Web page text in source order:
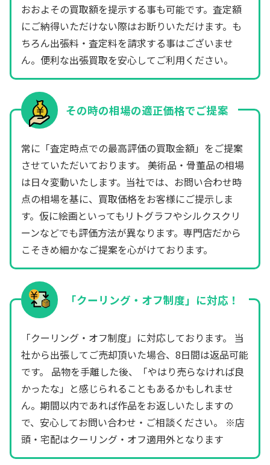
おおよその買取額を提示する事も可能です。査定額
にご納得いただけない際はお断りいただけます。も
ちろん出張料・査定料を請求する事はございませ
ん。便利な出張買取を安心してご利用ください。
その時の相場の適正価格でご提案
常に「査定時点での最高評価の買取金額」をご提案
させていただいております。 美術品・骨董品の相場
は日々変動いたします。当社では、お問い合わせ時
点の相場を基に、買取価格をお客様にご提示しま
す。仮に絵画といってもリトグラフやシルクスクリ
ーンなどでも評価方法が異なります。専門店だから
こそきめ細かなご提案を心がけております。
「クーリング・オフ制度」に対応！
「クーリング・オフ制度」に対応しております。 当
社から出張してご売却頂いた場合、8日間は返品可能
です。 品物を手離した後、「やはり売らなければ良
かったな」と感じられることもあるかもしれませ
ん。期間以内であれば作品をお返しいたしますの
で、安心してお問い合わせ・ご相談ください。 ※店
頭・宅配はクーリング・オフ適用外となります